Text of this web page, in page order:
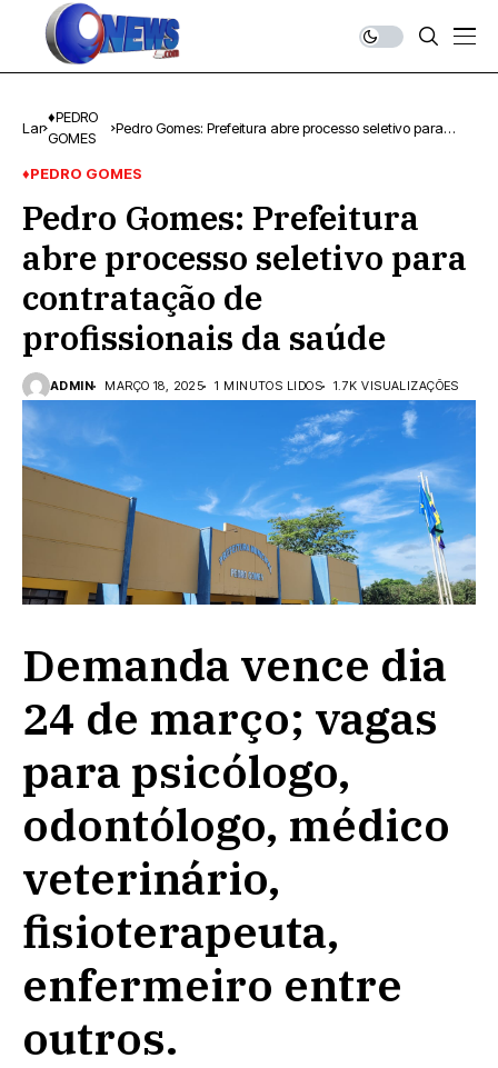
Lar
♦PEDRO
GOMES
Pedro Gomes: Prefeitura abre processo seletivo para
♦PEDRO GOMES
Pedro Gomes: Prefeitura
abre processo seletivo para
contratação de
profissionais da saúde
ADMIN MARÇO 18, 2025 1 MINUTOS LIDOS 1.7K VISUALIZAÇÕES
Demanda vence dia
24 de março; vagas
para psicólogo,
odontólogo, médico
veterinário,
fisioterapeuta,
enfermeiro entre
outros.